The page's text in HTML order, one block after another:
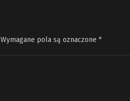
Wymagane pola są oznaczone *